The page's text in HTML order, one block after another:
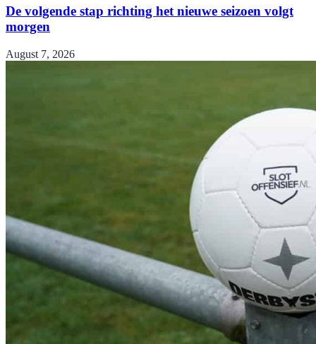
De volgende stap richting het nieuwe seizoen volgt
morgen
August 7, 2026